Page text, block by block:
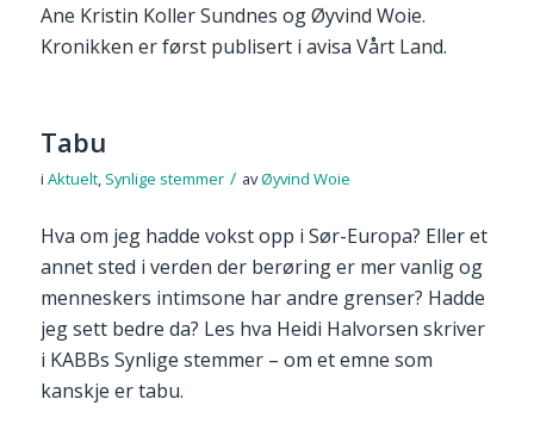
Ane Kristin Koller Sundnes og Øyvind Woie.
Kronikken er først publisert i avisa Vårt Land.
Tabu
i Aktuelt, Synlige stemmer / avØyvind Woie
Hva om jeg hadde vokst opp i Sør-Europa? Eller et
annet sted i verden der berøring er mer vanlig og
menneskers intimsone har andre grenser? Hadde
jeg sett bedre da? Les hva Heidi Halvorsen skriver
i KABBs Synlige stemmer – om et emne som
kanskje er tabu.